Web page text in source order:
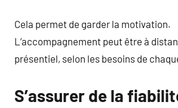
Cela permet de garder la motivation.
L’accompagnement peut être à
présentiel, selon les besoins de
S’assurer de la